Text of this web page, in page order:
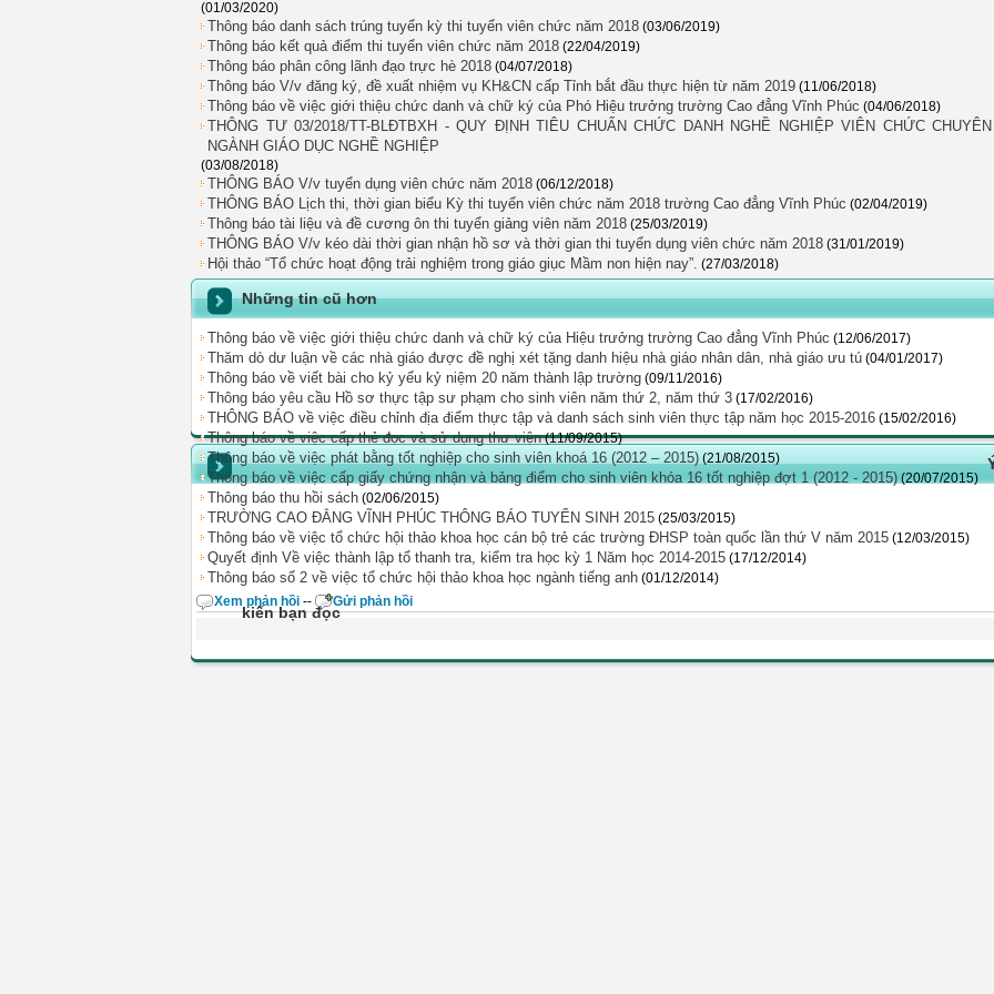
(01/03/2020)
Thông báo danh sách trúng tuyển kỳ thi tuyển viên chức năm 2018 (03/06/2019)
Thông báo kết quả điểm thi tuyển viên chức năm 2018 (22/04/2019)
Thông báo phân công lãnh đạo trực hè 2018 (04/07/2018)
Thông báo V/v đăng ký, đề xuất nhiệm vụ KH&CN cấp Tỉnh bắt đầu thực hiện từ năm 2019 (11/06/2018)
Thông báo về việc giới thiệu chức danh và chữ ký của Phó Hiệu trưởng trường Cao đẳng Vĩnh Phúc (04/06/2018)
THÔNG TƯ 03/2018/TT-BLĐTBXH - QUY ĐỊNH TIÊU CHUẨN CHỨC DANH NGHỀ NGHIỆP VIÊN CHỨC CHUYÊN
NGÀNH GIÁO DỤC NGHỀ NGHIỆP
(03/08/2018)
THÔNG BÁO V/v tuyển dụng viên chức năm 2018 (06/12/2018)
THÔNG BÁO Lịch thi, thời gian biểu Kỳ thi tuyển viên chức năm 2018 trường Cao đẳng Vĩnh Phúc (02/04/2019)
Thông báo tài liệu và đề cương ôn thi tuyển giảng viên năm 2018 (25/03/2019)
THÔNG BÁO V/v kéo dài thời gian nhận hồ sơ và thời gian thi tuyển dụng viên chức năm 2018 (31/01/2019)
Hội thảo “Tổ chức hoạt động trải nghiệm trong giáo giục Mầm non hiện nay”. (27/03/2018)
Những tin cũ hơn
Thông báo về việc giới thiệu chức danh và chữ ký của Hiệu trưởng trường Cao đẳng Vĩnh Phúc (12/06/2017)
Thăm dò dư luận về các nhà giáo được đề nghị xét tặng danh hiệu nhà giáo nhân dân, nhà giáo ưu tú (04/01/2017)
Thông báo về viết bài cho kỷ yếu kỷ niệm 20 năm thành lập trường (09/11/2016)
Thông báo yêu cầu Hồ sơ thực tập sư phạm cho sinh viên năm thứ 2, năm thứ 3 (17/02/2016)
THÔNG BÁO về việc điều chỉnh địa điểm thực tập và danh sách sinh viên thực tập năm học 2015-2016 (15/02/2016)
Thông báo về việc cấp thẻ đọc và sử dụng thư viện (11/09/2015)
Thông báo về việc phát bằng tốt nghiệp cho sinh viên khoá 16 (2012 – 2015) (21/08/2015)
Thông báo về việc cấp giấy chứng nhận và bảng điểm cho sinh viên khóa 16 tốt nghiệp đợt 1 (2012 - 2015) (20/07/2015)
Thông báo thu hồi sách (02/06/2015)
TRƯỜNG CAO ĐẲNG VĨNH PHÚC THÔNG BÁO TUYỂN SINH 2015 (25/03/2015)
Thông báo về việc tổ chức hội thảo khoa học cán bộ trẻ các trường ĐHSP toàn quốc lần thứ V năm 2015 (12/03/2015)
Quyết định Về việc thành lập tổ thanh tra, kiểm tra học kỳ 1 Năm học 2014-2015 (17/12/2014)
Thông báo số 2 về việc tổ chức hội thảo khoa học ngành tiếng anh (01/12/2014)
kiến bạn đọc
Xem phản hồi -- Gửi phản hồi